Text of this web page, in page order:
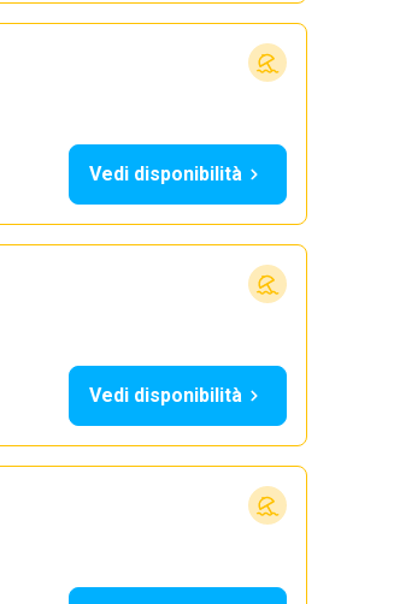
Vedi disponibilità
Vedi disponibilità